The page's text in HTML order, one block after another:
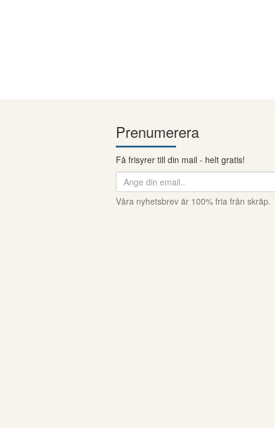
Prenumerera
Få frisyrer till din mail - helt gratis!
Våra nyhetsbrev är 100% fria från skräp.